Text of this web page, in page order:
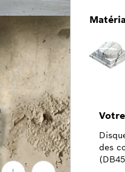
des